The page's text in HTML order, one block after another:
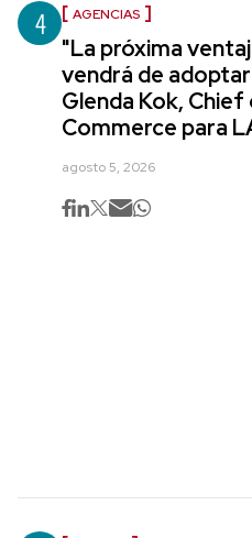
4 AGENCIAS
"La próxima
vendrá de
Glenda Kok,
Commerce para
agosto 5, 2026